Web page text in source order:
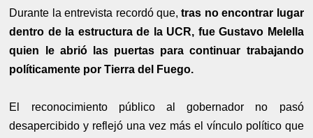
Durante la entrevista recordó que,tras no encontrar lugar
dentro de la estructura de la UCR, fue Gustavo Melella
quien le abrió las puertas para continuar trabajando
políticamente por Tierra del Fuego.
El reconocimiento público al gobernador no pasó
desapercibido y reflejó una vez más el vínculo político que